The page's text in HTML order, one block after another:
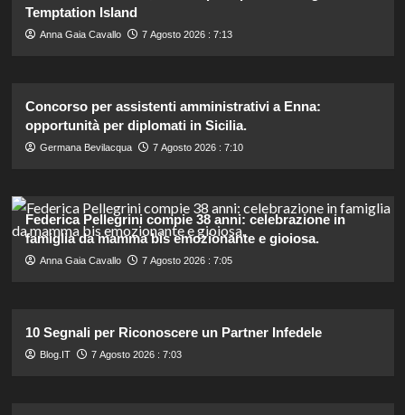
Temptation Island
Anna Gaia Cavallo 7 Agosto 2026 : 7:13
Concorso per assistenti amministrativi a Enna:
opportunità per diplomati in Sicilia.
Germana Bevilacqua 7 Agosto 2026 : 7:10
Federica Pellegrini compie 38 anni: celebrazione in
famiglia da mamma bis emozionante e gioiosa.
Anna Gaia Cavallo 7 Agosto 2026 : 7:05
10 Segnali per Riconoscere un Partner Infedele
Blog.IT 7 Agosto 2026 : 7:03